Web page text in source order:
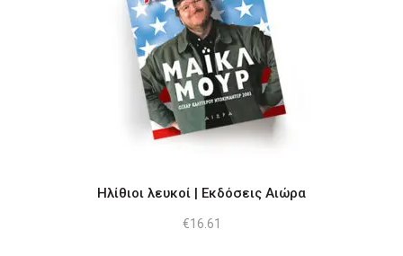
Ηλίθιοι λευκοί | Εκδόσεις Αιώρα
€16.61